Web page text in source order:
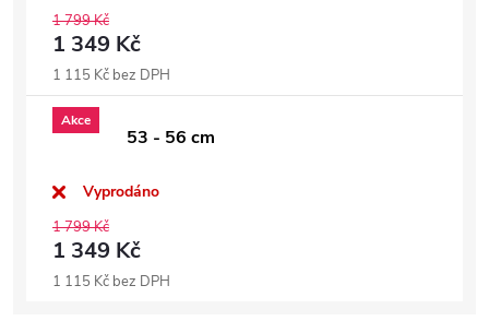
1 799 Kč
1 349 Kč
1 115 Kč bez DPH
Akce
53 - 56 cm
Vyprodáno
1 799 Kč
1 349 Kč
1 115 Kč bez DPH